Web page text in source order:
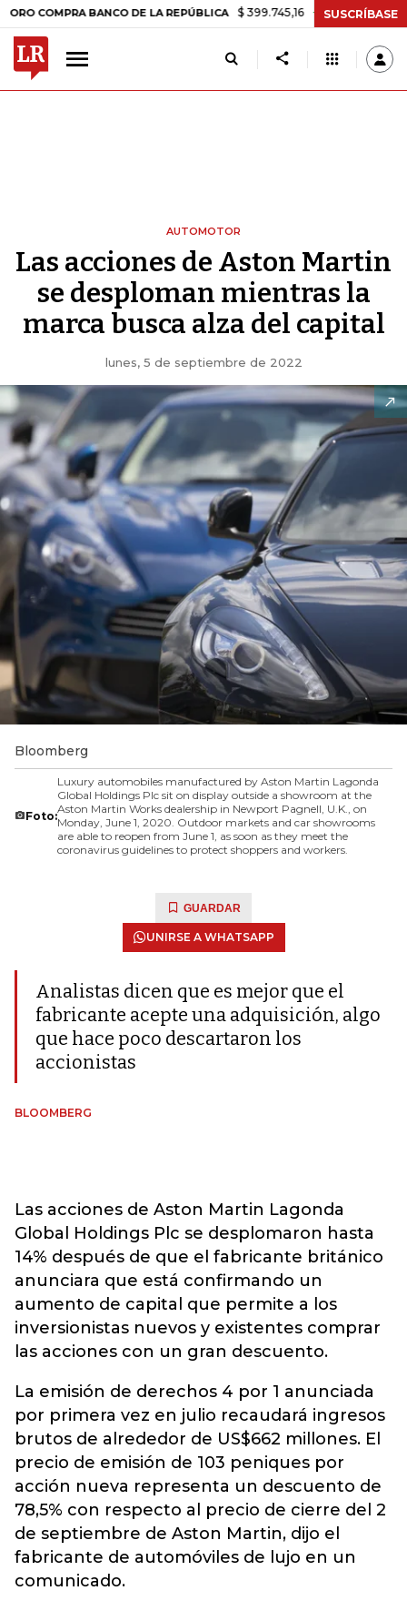
BANCO DE LA REPÚBLICA $ 399.745,16 +$ 2.295,71 +0,58%
SUSCRÍBASE
AUTOMOTOR
Las acciones de Aston Martin
se desploman mientras la
marca busca alza del capital
lunes, 5 de septiembre de 2022
Bloomberg
Foto:
Luxury automobiles manufactured by Aston Martin Lagonda
Global Holdings Plc sit on display outside a showroom at the
Aston Martin Works dealership in Newport Pagnell, U.K., on
Monday, June 1, 2020. Outdoor markets and car showrooms
are able to reopen from June 1, as soon as they meet the
coronavirus guidelines to protect shoppers and workers.
GUARDAR
UNIRSE A WHATSAPP
Analistas dicen que es mejor que el
fabricante acepte una adquisición, algo
que hace poco descartaron los
accionistas
BLOOMBERG
Las acciones de Aston Martin Lagonda
Global Holdings Plc se desplomaron hasta
14% después de que el fabricante británico
anunciara que está confirmando un
aumento de capital que permite a los
inversionistas nuevos y existentes comprar
las acciones con un gran descuento.
La emisión de derechos 4 por 1 anunciada
por primera vez en julio recaudará ingresos
brutos de alrededor de US$662 millones. El
precio de emisión de 103 peniques por
acción nueva representa un descuento de
78,5% con respecto al precio de cierre del 2
de septiembre de Aston Martin, dijo el
fabricante de automóviles de lujo en un
comunicado.